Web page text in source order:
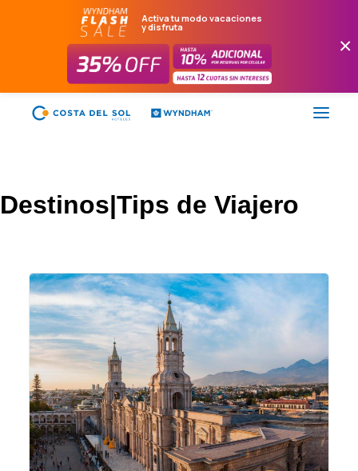
×
Activa tu modo vacaciones
y disfruta
PROMOCIONES
EVENTOS
RESTAURANTES
SPA
ES
(+51) 01 200 9200
Destinos|Tips de Viajero